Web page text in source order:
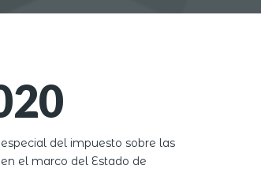
del impuesto sobre las
el marco del Estado de